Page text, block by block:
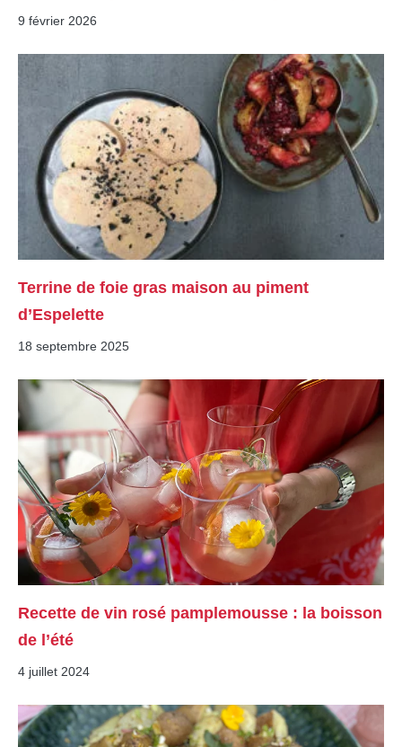
9 février 2026
Terrine de foie gras maison au piment
d’Espelette
18 septembre 2025
Recette de vin rosé pamplemousse : la boisson
de l’été
4 juillet 2024